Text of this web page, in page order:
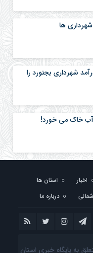
ها
شهرداری بجنورد را
آب خاک می خورد!
اخبار
استان ها
درباره ما
به پایگاه خبری استان